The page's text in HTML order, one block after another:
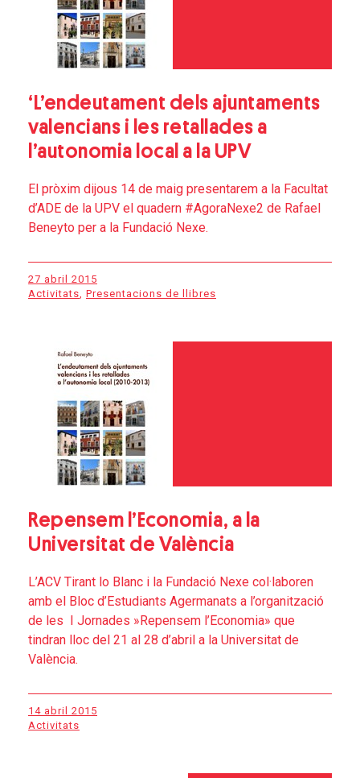
‘L’endeutament dels ajuntaments
valencians i les retallades a
l’autonomia local a la UPV
El pròxim dijous 14 de maig presentarem a la Facultat
d’ADE de la UPV el quadern #AgoraNexe2 de Rafael
Beneyto per a la Fundació Nexe.
27 abril 2015
Activitats, Presentacions de llibres
Repensem l’Economia, a la
Universitat de València
L’ACV Tirant lo Blanc i la Fundació Nexe col·laboren
amb el Bloc d’Estudiants Agermanats a l’organització
de les I Jornades »Repensem l’Economia» que
tindran lloc del 21 al 28 d’abril a la Universitat de
València.
14 abril 2015
Activitats